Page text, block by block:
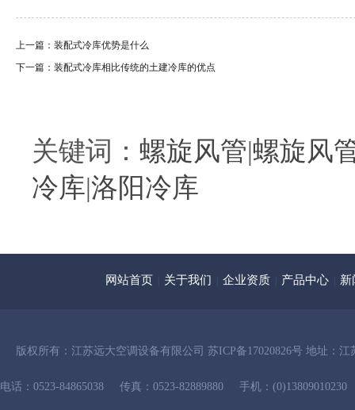
上一篇： 装配式冷库优势是什么
下一篇： 装配式冷库相比传统的土建冷库的优点
关键词： 螺旋风管|螺旋风
冷库|洛阳冷库
网站首页 关于我们 企业资质 产品中心 新
版权所有： 江苏远大空调设备有限公司 苏ICP备17020826号 地址：江
电话：0523-84865038 传真：0523-82889880 手机：(0)13809010230